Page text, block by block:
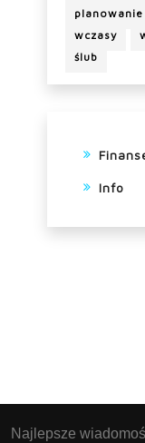
planowanie
wczasy
ślub
Info
Najlepsze